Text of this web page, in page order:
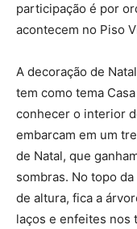
participação é por
acontecem no Piso
A decoração de
tem como tema
conhecer o interior
embarcam em um
de Natal, que
sombras. No topo
de altura, fica a
laços e enfeites nos